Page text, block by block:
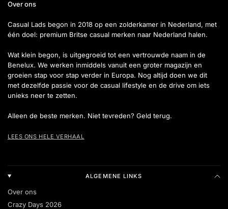
Over ons
Casual Lads begon in 2018 op een zolderkamer in Nederland, met
één doel: premium Britse casual merken naar Nederland halen.
Wat klein begon, is uitgegroeid tot een vertrouwde naam in de
Benelux. We werken inmiddels vanuit een groter magazijn en
groeien stap voor stap verder in Europa. Nog altijd doen we dit
met dezelfde passie voor de casual lifestyle en de drive om iets
unieks neer te zetten.
Alleen de beste merken. Niet tevreden? Geld terug.
LEES ONS HELE VERHAAL
ALGEMENE LINKS
Over ons
Crazy Days 2026